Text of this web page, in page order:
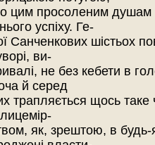
цим просоленим душам
успіху. Ге-
Санченкових шістьох
ви-
не без кебети в
й серед
трапляється щось таке
як, зрештою, в будь-